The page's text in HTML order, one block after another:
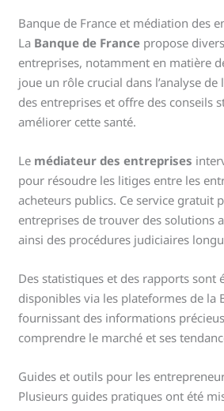
Banque de France et médiation des
La Banque de France propose
entreprises, notamment en matière
joue un rôle crucial dans l’analyse
des entreprises et offre des conseils
améliorer cette santé.
Le médiateur des entreprises
pour résoudre les litiges entre les
acheteurs publics. Ce service gratuit
entreprises de trouver des solutions
ainsi des procédures judiciaires
Des statistiques et des rapports sont
disponibles via les plateformes de la
fournissant des informations
comprendre le marché et ses
Guides et outils pour les
Plusieurs guides pratiques ont été